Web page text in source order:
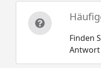
Finden
Antwort